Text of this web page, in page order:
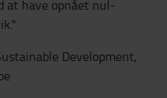
at have opnået nul-
Development,